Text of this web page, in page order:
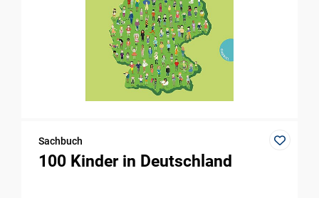
Sachbuch
100 Kinder in Deutschland